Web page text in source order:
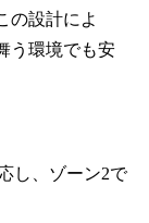
の設計によ
う環境でも安
し、ゾーン2で